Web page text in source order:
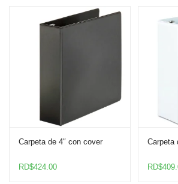
Carpeta de 4″ con cover
RD$424.00
Carpeta
RD$